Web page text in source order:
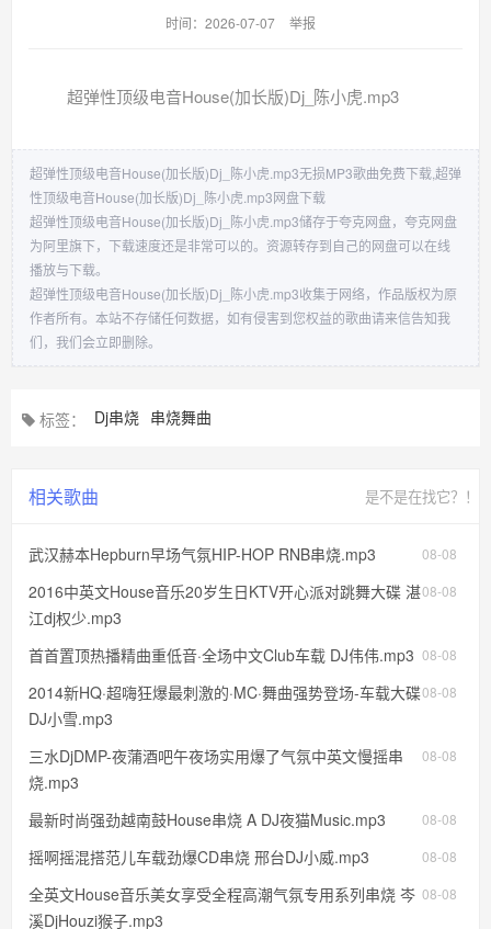
时间：2026-07-07 举报
超弹性顶级电音House(加长版)Dj_陈小虎.mp3
超弹性顶级电音House(加长版)Dj_陈小虎.mp3无损MP3歌曲免费下载,超弹
性顶级电音House(加长版)Dj_陈小虎.mp3网盘下载
超弹性顶级电音House(加长版)Dj_陈小虎.mp3储存于夸克网盘，夸克网盘
为阿里旗下，下载速度还是非常可以的。资源转存到自己的网盘可以在线
播放与下载。
超弹性顶级电音House(加长版)Dj_陈小虎.mp3收集于网络，作品版权为原
作者所有。本站不存储任何数据，如有侵害到您权益的歌曲请来信告知我
们，我们会立即删除。
标签： Dj串烧 串烧舞曲
相关歌曲 是不是在找它？！
08-08
武汉赫本Hepburn早场气氛HIP-HOP RNB串烧.mp3
08-08
2016中英文House音乐20岁生日KTV开心派对跳舞大碟 湛
江dj权少.mp3
08-08
首首置顶热播精曲重低音·全场中文Club车载 DJ伟伟.mp3
08-08
2014新HQ·超嗨狂爆最刺激的·MC·舞曲强势登场-车载大碟
DJ小雪.mp3
08-08
三水DjDMP-夜蒲酒吧午夜场实用爆了气氛中英文慢摇串
烧.mp3
08-08
最新时尚强劲越南鼓House串烧 A DJ夜猫Music.mp3
08-08
摇啊摇混搭范儿车载劲爆CD串烧 邢台DJ小威.mp3
08-08
全英文House音乐美女享受全程高潮气氛专用系列串烧 岑
溪DjHouzi猴子.mp3